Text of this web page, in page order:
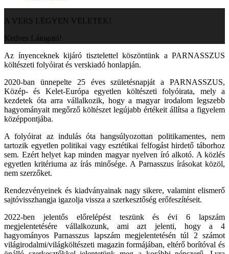
A VERS LEGYEN VELETEK!
Kedves Látogató!
Az ínyenceknek kijáró tisztelettel köszöntünk a PARNASSZUS
költészeti folyóirat és verskiadó honlapján.
2020-ban ünnepelte 25 éves születésnapját a PARNASSZUS,
Közép- és Kelet-Európa egyetlen költészeti folyóirata, mely a
kezdetek óta arra vállalkozik, hogy a magyar irodalom legszebb
hagyományait megőrző költészet legújabb értékeit állítsa a figyelem
középpontjába.
A folyóirat az indulás óta hangsúlyozottan politikamentes, nem
tartozik egyetlen politikai vagy esztétikai felfogást hirdető táborhoz
sem. Ezért helyet kap minden magyar nyelven író alkotó. A közlés
egyetlen kritériuma az írás minősége. A Parnasszus írásokat közöl,
nem szerzőket.
Rendezvényeinek és kiadványainak nagy sikere, valamint elismerő
sajtóvisszhangja igazolja vissza a szerkesztőség erőfeszítéseit.
2022-ben jelentős előrelépést teszünk és évi 6 lapszám
megjelentetésére vállalkozunk, ami azt jelenti, hogy a 4
hagyományos Parnasszus lapszám megjelentetésén túl 2 számot
világirodalmi/világköltészeti magazin formájában, eltérő borítóval és